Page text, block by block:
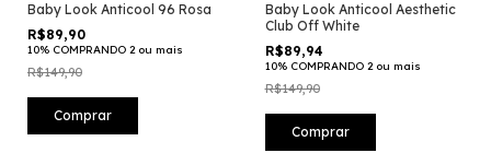
Baby Look Anticool 96 Rosa
R$89,90
10% COMPRANDO 2 ou mais
R$149,90
Comprar
Baby Look Anticool Aesthetic
Club Off White
R$89,94
10% COMPRANDO 2 ou mais
R$149,90
Comprar